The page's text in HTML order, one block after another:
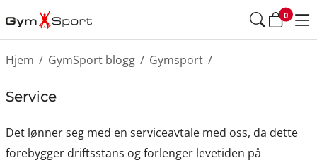
0
/
Hjem /
GymSport blogg /
Gymsport
Service
Det lønner seg med en serviceavtale med oss, da dette
forebygger driftsstans og forlenger levetiden på